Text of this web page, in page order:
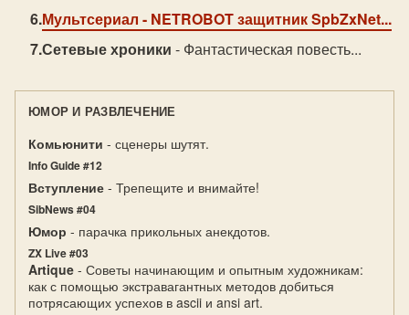
Мультсериал - NETROBOT защитник SpbZxNet...
Сетевые хроники - Фантастическая повесть...
ЮМОР И РАЗВЛЕЧЕНИЕ
Комьюнити - сценеры шутят.
Info Guide #12
Вступление - Трепещите и внимайте!
SibNews #04
Юмор - парачка прикольных анекдотов.
ZX Live #03
Artique - Советы начинающим и опытным художникам:
как с помощью экстравагантных методов добиться
потрясающих успехов в ascii и ansi art.